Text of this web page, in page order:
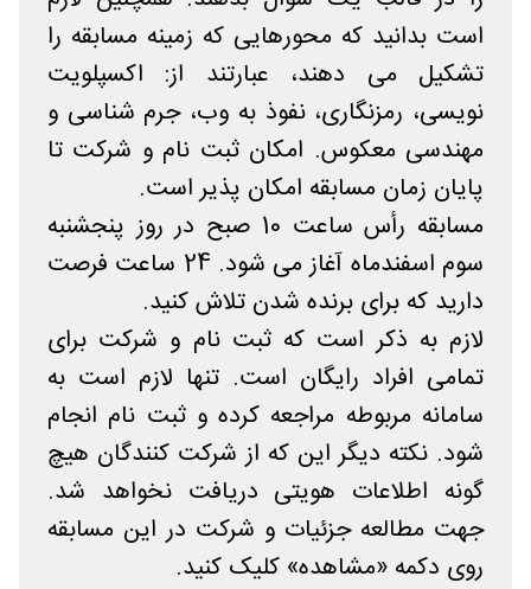
است بدانید که محورهایی که زمینه مسابقه را
تشکیل می دهند، عبارتند از: اکسپلویت
نویسی، رمزنگاری، نفوذ به وب، جرم شناسی و
مهندسی معکوس. امکان ثبت نام و شرکت تا
پایان زمان مسابقه امکان پذیر است.
مسابقه رأس ساعت 10 صبح در روز پنجشنبه
سوم اسفندماه آغاز می شود. 24 ساعت فرصت
دارید که برای برنده شدن تلاش کنید.
لازم به ذکر است که ثبت نام و شرکت برای
تمامی افراد رایگان است. تنها لازم است به
سامانه مربوطه مراجعه کرده و ثبت نام انجام
شود. نکته دیگر این که از شرکت کنندگان هیچ
گونه اطلاعات هویتی دریافت نخواهد شد.
جهت مطالعه جزئیات و شرکت در این مسابقه
روی دکمه «مشاهده» کلیک کنید.